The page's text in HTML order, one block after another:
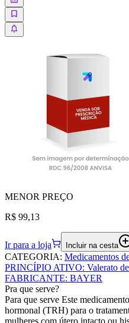
MENOR PREÇO
R$ 99,13
Ir para a loja Incluir na cesta
CATEGORIA: Medicamentos
PRINCÍPIO ATIVO: Valerato
FABRICANTE: BAYER
Pra que serve?
Para que serve Este
hormonal (TRH) para o
mulheres com útero intacto ou